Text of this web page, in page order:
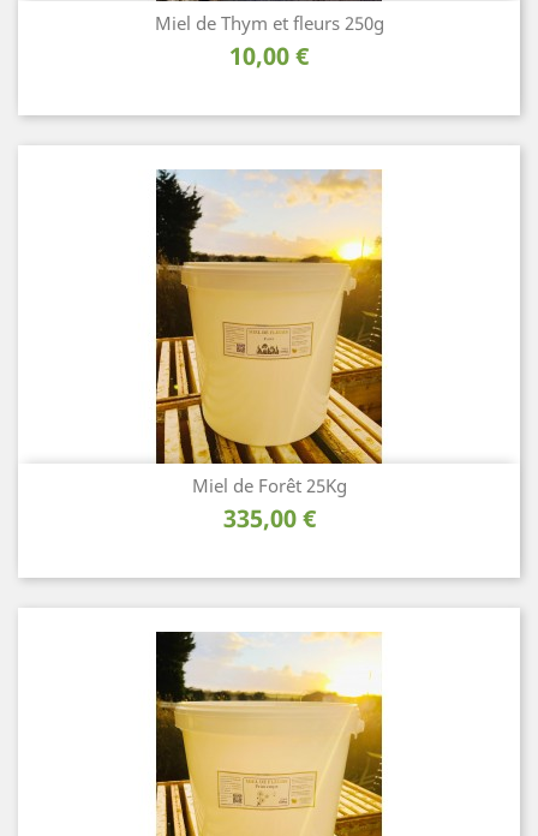
Miel de Thym et fleurs 250g
Prix
10,00 €
Miel de Forêt 25Kg
Prix
335,00 €